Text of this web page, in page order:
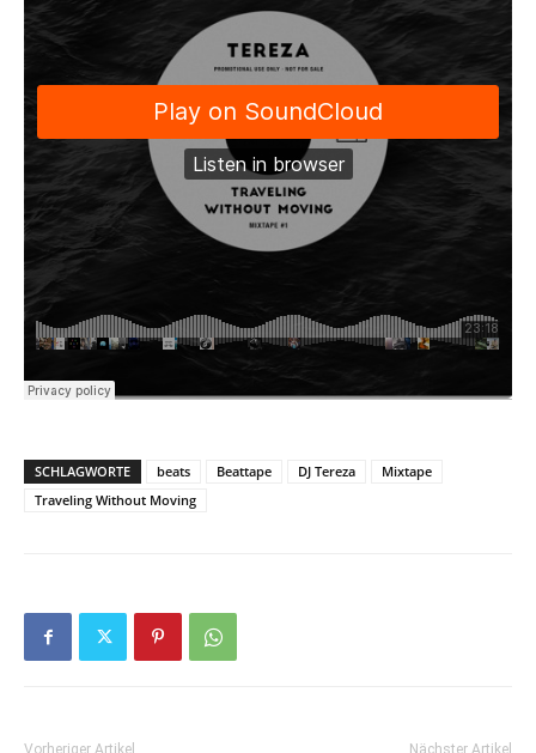
SCHLAGWORTE beats Beattape DJ Tereza
Mixtape
Traveling Without Moving
Vorheriger Artikel Nächster Artikel